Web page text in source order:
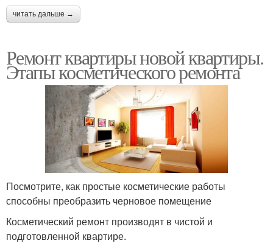
читать дальше →
Ремонт квартиры новой квартиры.
Этапы косметического ремонта
Посмотрите, как простые косметические работы
способны преобразить черновое помещение
Косметический ремонт производят в чистой и
подготовленной квартире.